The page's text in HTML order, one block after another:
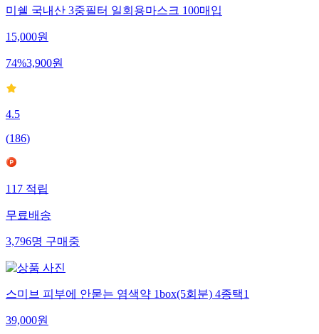
미쉘 국내산 3중필터 일회용마스크 100매입
15,000원
74%3,900원
4.5
(186)
117적립
무료배송
3,796명구매중
스미브 피부에 안묻는 염색약 1box(5회분) 4종택1
39,000원